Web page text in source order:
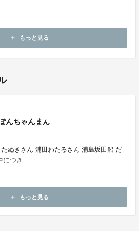
はご遠慮願います。
add もっと見る
んちゃんまん
ぬきさん 浦田わたるさん 浦島坂田船 だ
につき
add もっと見る